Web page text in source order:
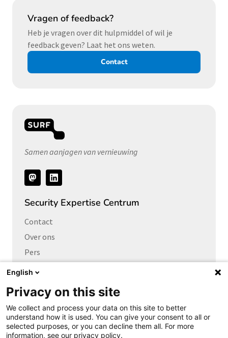
Vragen of feedback?
Heb je vragen over dit hulpmiddel of wil je
feedback geven? Laat het ons weten.
Contact
Samen aanjagen van vernieuwing
Volg
ons
Security Expertise Centrum
Contact
Over ons
Pers
Vacatures
Links naar
Cybersecurity Community
Platform Integrale veiligheid
English
Privacy on this site
We collect and process your data on this site to better
understand how it is used. You can give your consent to all or
selected purposes, or you can decline them all. For more
information, see our privacy policy.